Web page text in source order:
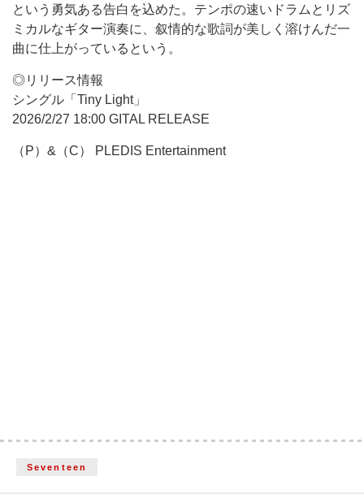
という勇気ある告白を込めた。テンポの速いドラムとリズ
ミカルなギター演奏に、叙情的な歌詞が美しく溶けんだ一
曲に仕上がっているという。
◎リリース情報
シングル「Tiny Light」
2026/2/27 18:00 GITAL RELEASE
（P）&（C） PLEDIS Entertainment
Seventeen